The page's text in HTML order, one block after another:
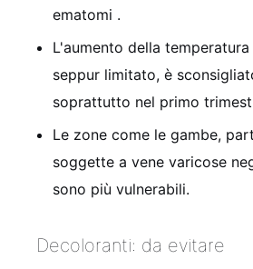
ematomi .
L'aumento della
seppur limitato, è
soprattutto nel primo
Le zone come le gambe,
soggette a vene varicose
sono più vulnerabili.
Decoloranti: da evitare